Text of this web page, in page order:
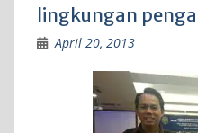
lingkungan
April 20, 2013